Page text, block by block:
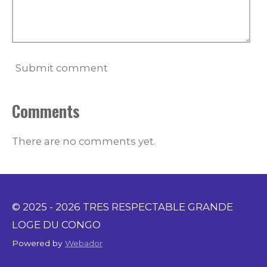
Submit comment
Comments
There are no comments yet.
© 2025 - 2026 TRES RESPECTABLE GRANDE
LOGE DU CONGO
Powered by Webador